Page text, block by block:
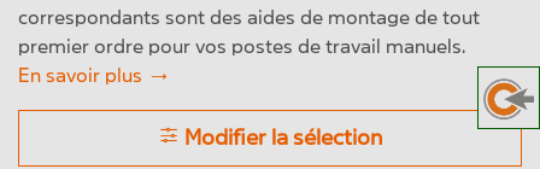
correspondants sont des aides de montage de tout
premier ordre pour vos postes de travail manuels.
En savoir plus
Modifier la sélection